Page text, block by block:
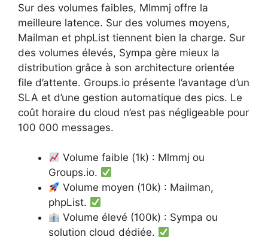
Sur des volumes faibles, Mlmmj offre la
meilleure latence. Sur des volumes moyens,
Mailman et phpList tiennent bien la charge. Sur
des volumes élevés, Sympa gère mieux la
distribution grâce à son architecture orientée
file d’attente. Groups.io présente l’avantage d’un
SLA et d’une gestion automatique des pics. Le
coût horaire du cloud n’est pas négligeable pour
100 000 messages.
Volume faible (1k) : Mlmmj ou
Groups.io.
Volume moyen (10k) : Mailman,
phpList.
Volume élevé (100k) : Sympa ou
solution cloud dédiée.